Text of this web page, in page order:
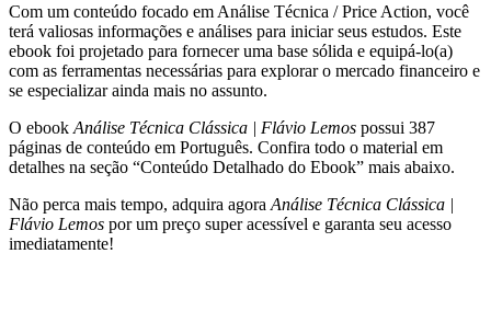
Com um conteúdo focado em Análise Técnica / Price Action, você
terá valiosas informações e análises para iniciar seus estudos. Este
ebook foi projetado para fornecer uma base sólida e equipá-lo(a)
com as ferramentas necessárias para explorar o mercado financeiro e
se especializar ainda mais no assunto.
O ebook Análise Técnica Clássica | Flávio Lemos possui 387
páginas de conteúdo em Português. Confira todo o material em
detalhes na seção “Conteúdo Detalhado do Ebook” mais abaixo.
Não perca mais tempo, adquira agora Análise Técnica Clássica |
Flávio Lemos por um preço super acessível e garanta seu acesso
imediatamente!